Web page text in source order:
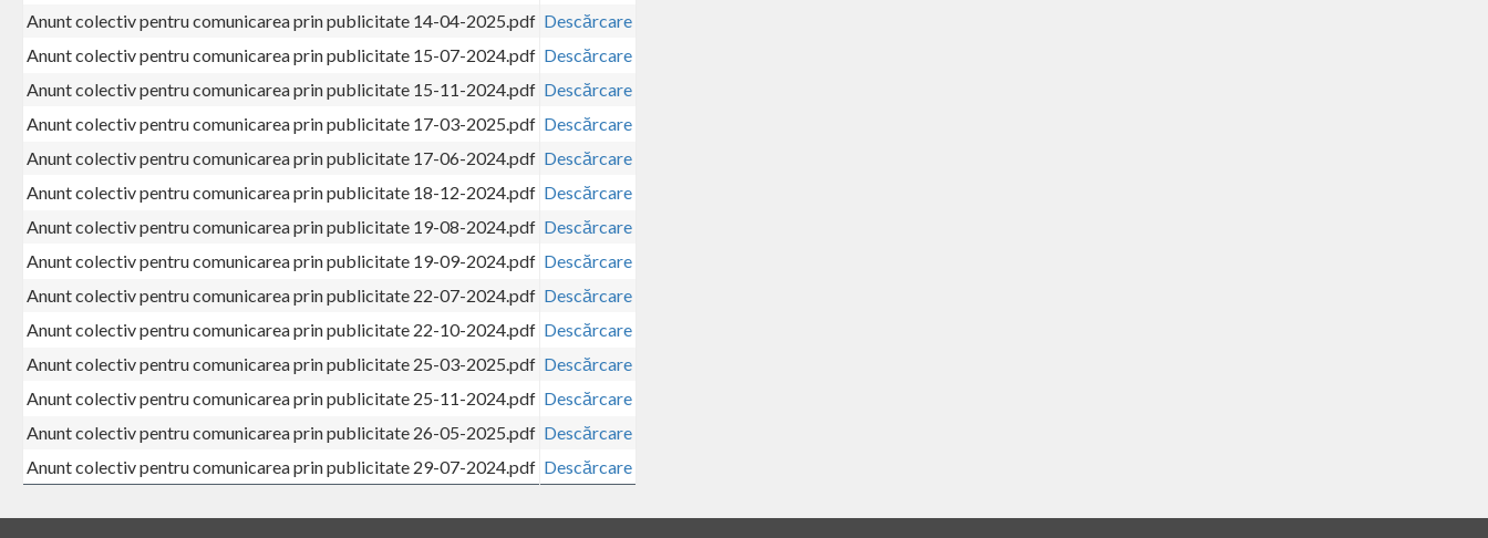
Anunt colectiv pentru comunicarea prin publicitate 14-04-2025.pdf Descărcare
Anunt colectiv pentru comunicarea prin publicitate 15-07-2024.pdf Descărcare
Anunt colectiv pentru comunicarea prin publicitate 15-11-2024.pdf Descărcare
Anunt colectiv pentru comunicarea prin publicitate 17-03-2025.pdf Descărcare
Anunt colectiv pentru comunicarea prin publicitate 17-06-2024.pdf Descărcare
Anunt colectiv pentru comunicarea prin publicitate 18-12-2024.pdf Descărcare
Anunt colectiv pentru comunicarea prin publicitate 19-08-2024.pdf Descărcare
Anunt colectiv pentru comunicarea prin publicitate 19-09-2024.pdf Descărcare
Anunt colectiv pentru comunicarea prin publicitate 22-07-2024.pdf Descărcare
Anunt colectiv pentru comunicarea prin publicitate 22-10-2024.pdf Descărcare
Anunt colectiv pentru comunicarea prin publicitate 25-03-2025.pdf Descărcare
Anunt colectiv pentru comunicarea prin publicitate 25-11-2024.pdf Descărcare
Anunt colectiv pentru comunicarea prin publicitate 26-05-2025.pdf Descărcare
Anunt colectiv pentru comunicarea prin publicitate 29-07-2024.pdf Descărcare